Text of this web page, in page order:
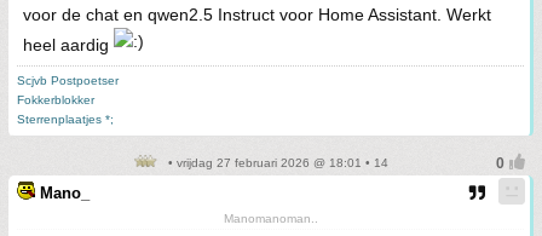
voor de chat en qwen2.5 Instruct voor Home Assistant. Werkt
heel aardig
Scjvb Postpoetser
Fokkerblokker
Sterrenplaatjes *;
• vrijdag 27 februari 2026 @ 18:01 • 14
Mano_
Manomanoman..